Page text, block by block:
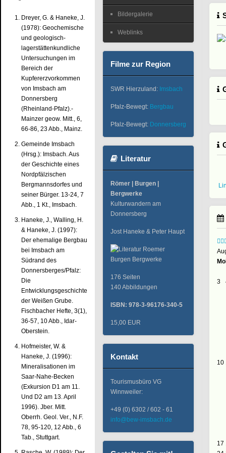
Dreyer, G. & Haneke, J.
(1978): Geochemische
und geologisch-
lagerstättenkundliche
Untersuchungen im
Bereich der
Kupfererzvorkommen
von Imsbach am
Donnersberg
(Rheinland-Pfalz).-
Mainzer geow. Mitt., 6,
66-86, 23 Abb., Mainz.
Gemeinde Imsbach
(Hrsg.): Imsbach. Aus
der Geschichte eines
Nordpfälzischen
Bergmannsdorfes und
seiner Bürger. 13-24, 7
Abb., 1 Kt., Imsbach.
Haneke, J., Walling, H.
& Haneke, J. (1997):
Der ehemalige Bergbau
bei Imsbach am
Südrand des
Donnersberges/Pfalz:
Die
Entwicklungsgeschichte
der Weißen Grube.
Fischbacher Hefte, 3(1),
36-57, 10 Abb., Idar-
Oberstein.
Hofmeister, W. &
Haneke, J. (1996):
Mineralisationen im
Saar-Nahe-Becken
(Exkursion D1 am 11.
Und D2 am 13. April
1996). Jber. Mitt.
Oberrh. Geol. Ver., N.F.
78, 95-120, 12 Abb., 6
Tab., Stuttgart.
Bildergalerie
Weblinks
Filme zur Region
SWR Hierzuland: Imsbach
Pfalz-Bewegt: Bergbau
Pfalz-Bewegt: Donnersberg
Literatur
Römer | Burgen |
Bergwerke
Kulturwandern am
Donnersberg
Jost Haneke & Peter Haupt
176 Seiten
140 Abbildungen
ISBN: 978-3-96176-340-5
15,00 EUR
Kontakt
Tourismusbüro VG
Winnweiler:
+49 (0) 6302 / 602 - 61
info@bew-imsbach.de
Mo
3
10
17